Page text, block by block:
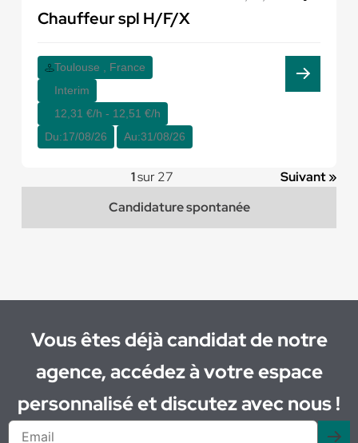
Chauffeur spl H/F/X
Toulouse , France
Interim
12,31 €/h - 12,51 €/h
Du:17/08/26 Au:31/08/26
1sur 27
Suivant »
Candidature spontanée
Vous êtes déjà candidat de notre
agence, accédez à votre espace
personnalisé et discutez avec nous !